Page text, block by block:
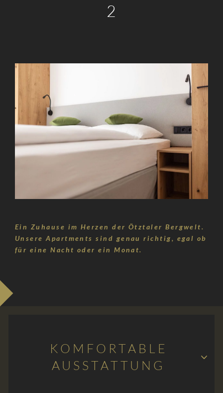
Antworten
2
Ein Zuhause im Herzen der Ötztaler Bergwelt.
Unsere Apartments sind genau richtig, egal ob
für eine Nacht oder ein Monat.
KOMFORTABLE
AUSSTATTUNG